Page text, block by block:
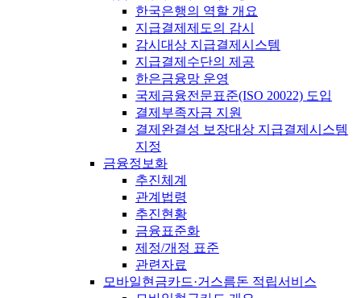
한국은행의 역할 개요
지급결제제도의 감시
감시대상 지급결제시스템
지급결제수단의 제공
한은금융망 운영
국제금융전문표준(ISO 20022) 도입
결제부족자금 지원
결제완결성 보장대상 지급결제시스템
지정
금융정보화
추진체계
관계법령
추진현황
금융표준화
제정/개정 표준
관련자료
모바일현금카드·거스름돈 적립서비스